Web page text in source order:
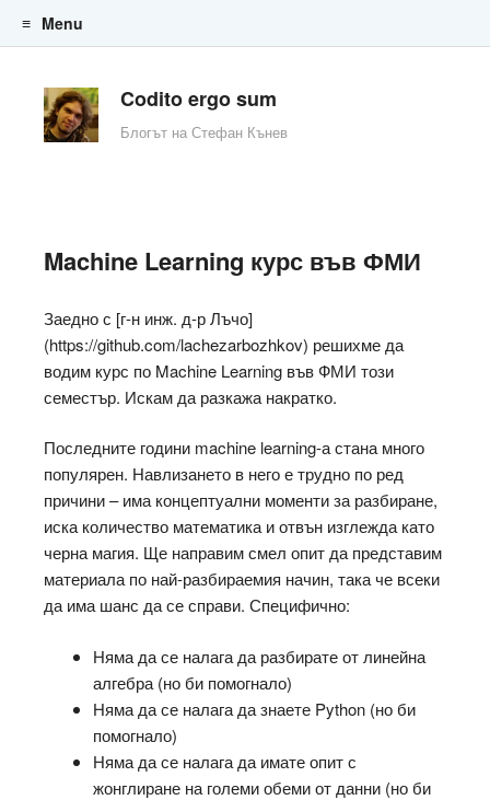
Codito ergo sum
Блогът на Стефан Кънев
Menu
Machine Learning курс във ФМИ
Заедно с [г-н инж. д-р Лъчо]
(https://github.com/lachezarbozhkov) решихме да
водим курс по Machine Learning във ФМИ този
семестър. Искам да разкажа накратко.
Последните години machine learning-а стана много
популярен. Навлизането в него е трудно по ред
причини – има концептуални моменти за разбиране,
иска количество математика и отвън изглежда като
черна магия. Ще направим смел опит да представим
материала по най-разбираемия начин, така че всеки
да има шанс да се справи. Специфично:
Няма да се налага да разбирате от линейна
алгебра (но би помогнало)
Няма да се налага да знаете Python (но би
помогнало)
Няма да се налага да имате опит с
жонглиране на големи обеми от данни (но би